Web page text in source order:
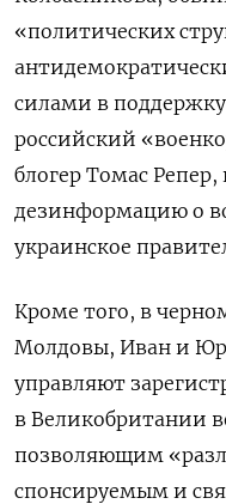
«политических
силами в
российский
блогер Томас
дезинформацию о
украинское
Кроме того, в
Молдовы, Иван и
управляют
в Великобритании
позволяющим
спонсируемым и